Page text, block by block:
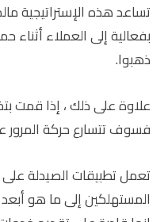
تساعد هذه الإستراتيجية
بفعالية إلى العملاء أثناء
ذهبوا.
علاوة على ذلك ، إذا قمت
فسوف تتسارع حركة المرور
تعمل تطبيقات الصيدلة
المستهلكين إلى ما هو